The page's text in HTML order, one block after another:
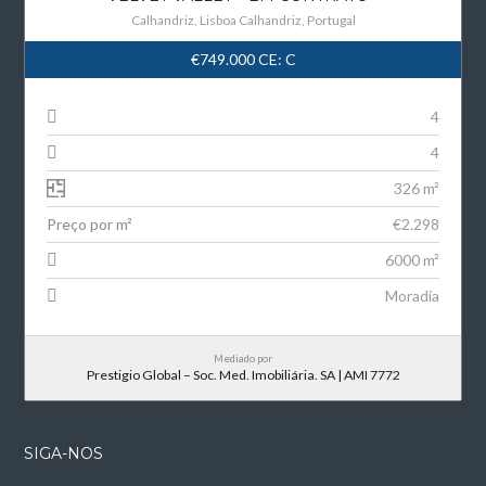
Calhandriz, Lisboa Calhandriz, Portugal
€749.000CE: C
4
4
326 m²
Preço por m²
€2.298
6000 m²
Moradia
Mediado por
Prestigio Global – Soc. Med. Imobiliária. SA | AMI 7772
SIGA-NOS